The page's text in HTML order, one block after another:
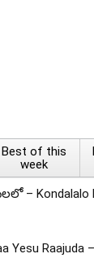
Best of this
week
Kondalalo
Yesu